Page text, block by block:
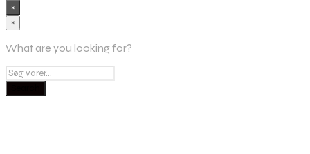
×
×
What are you looking for?